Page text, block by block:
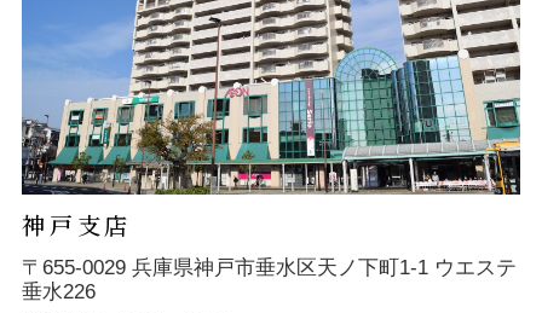
神戸支店
〒655-0029 兵庫県神戸市垂水区天ノ下町1-1 ウエステ
垂水226